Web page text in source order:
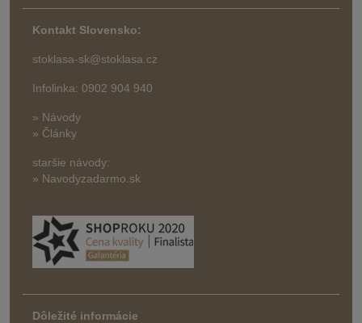
Kontakt Slovensko:
stoklasa-sk@stoklasa.cz
Infolinka: 0902 904 940
» Návody
» Články
staršie návody:
» Navodyzadarmo.sk
Dôležité informácie